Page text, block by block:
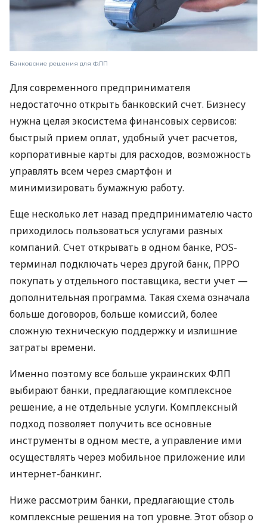
Банковские решения для ФЛП
Для современного предпринимателя
недостаточно открыть банковский счет. Бизнесу
нужна целая экосистема финансовых сервисов:
быстрый прием оплат, удобный учет расчетов,
корпоративные карты для расходов, возможность
управлять всем через смартфон и
минимизировать бумажную работу.
Еще несколько лет назад предпринимателю часто
приходилось пользоваться услугами разных
компаний. Счет открывать в одном банке, POS-
терминал подключать через другой банк, ПРРО
покупать у отдельного поставщика, вести учет —
дополнительная программа. Такая схема означала
больше договоров, больше комиссий, более
сложную техническую поддержку и излишние
затраты времени.
Именно поэтому все больше украинских ФЛП
выбирают банки, предлагающие комплексное
решение, а не отдельные услуги. Комплексный
подход позволяет получить все основные
инструменты в одном месте, а управление ими
осуществлять через мобильное приложение или
интернет-банкинг.
Ниже рассмотрим банки, предлагающие столь
комплексные решения на топ уровне. Этот обзор о